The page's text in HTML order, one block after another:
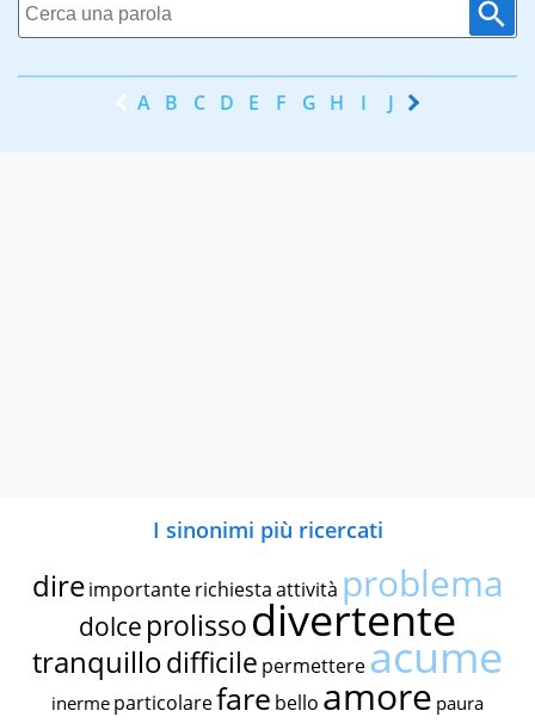
A B C D E F G H I J K
I sinonimi più ricercati
dire importante richiestaattività problema
dolce prolissodivertente
tranquillodifficile permettereacume
inerme particolarefare bello amore paura